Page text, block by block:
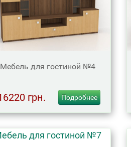
Мебель для гостиной №4
грн. Подробнее
для гостиной №7